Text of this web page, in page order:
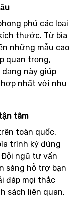
phú các loại
thước. Từ bìa
những mẫu cao
quan trọng,
này giúp
hợp nhất với nhu
tâm
toàn quốc,
trình ký đúng
Đội ngũ tư vấn
sàng hỗ trợ bạn
đáp mọi thắc
sách liên quan,